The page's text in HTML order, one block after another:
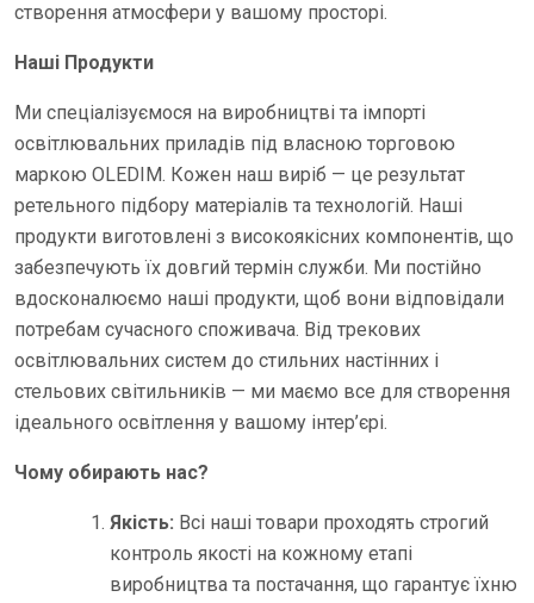
створення атмосфери у вашому просторі.
Наші Продукти
Ми спеціалізуємося на виробництві та імпорті
освітлювальних приладів під власною торговою
маркою OLEDIM. Кожен наш виріб — це результат
ретельного підбору матеріалів та технологій. Наші
продукти виготовлені з високоякісних компонентів, що
забезпечують їх довгий термін служби. Ми постійно
вдосконалюємо наші продукти, щоб вони відповідали
потребам сучасного споживача. Від трекових
освітлювальних систем до стильних настінних і
стельових світильників — ми маємо все для створення
ідеального освітлення у вашому інтер’єрі.
Чому обирають нас?
Якість: Всі наші товари проходять строгий
контроль якості на кожному етапі
виробництва та постачання, що гарантує їхню